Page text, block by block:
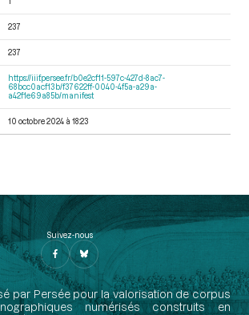
237
237
https://iiif.persee.fr/b0e2cf11-597c-427d-8ac7-
68bcc0acf13b/f37622ff-0040-4f5a-a29a-
a42f1e69a85b/manifest
10 octobre 2024 à 18:23
Suivez-nous
par Persée pour la valorisation de corpus
numérisés construits en